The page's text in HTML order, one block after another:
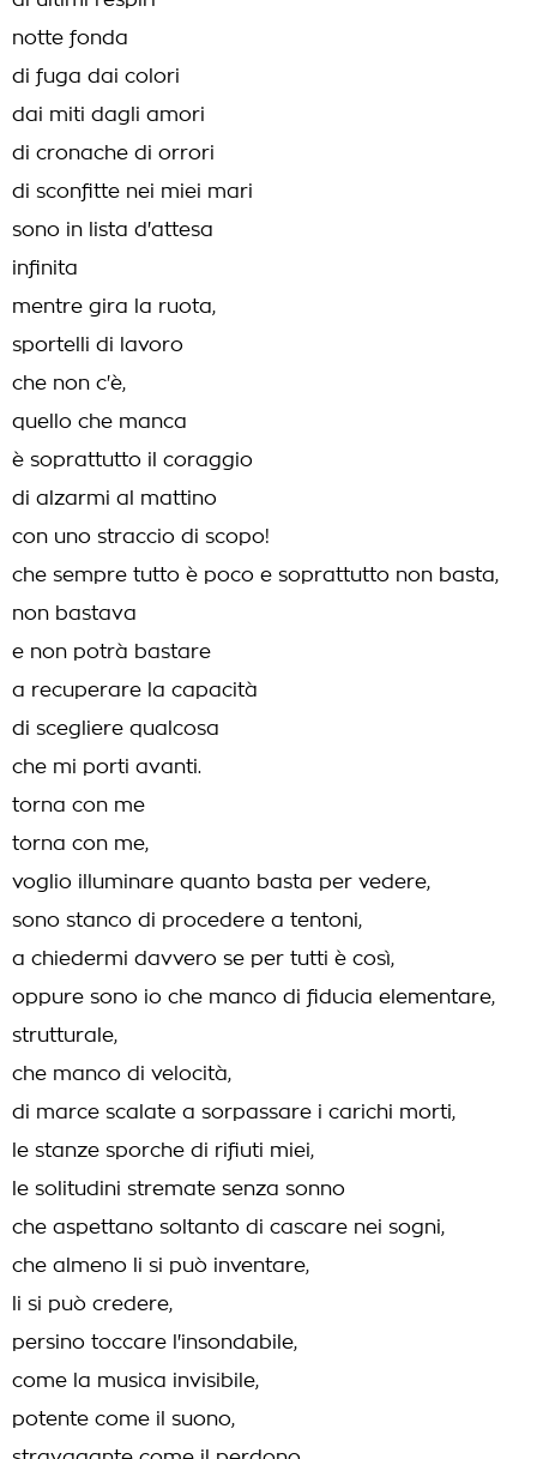
notte fonda
di fuga dai colori
dai miti dagli amori
di cronache di orrori
di sconfitte nei miei mari
sono in lista d'attesa
infinita
mentre gira la ruota,
sportelli di lavoro
che non c'è,
quello che manca
è soprattutto il coraggio
di alzarmi al mattino
con uno straccio di scopo!
che sempre tutto è poco e soprattutto non basta,
non bastava
e non potrà bastare
a recuperare la capacità
di scegliere qualcosa
che mi porti avanti.
torna con me
torna con me,
voglio illuminare quanto basta per vedere,
sono stanco di procedere a tentoni,
a chiedermi davvero se per tutti è così,
oppure sono io che manco di fiducia elementare,
strutturale,
che manco di velocità,
di marce scalate a sorpassare i carichi morti,
le stanze sporche di rifiuti miei,
le solitudini stremate senza sonno
che aspettano soltanto di cascare nei sogni,
che almeno li si può inventare,
li si può credere,
persino toccare l'insondabile,
come la musica invisibile,
potente come il suono,